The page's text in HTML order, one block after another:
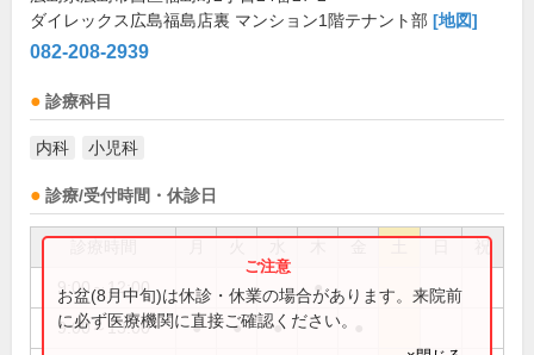
ダイレックス広島福島店裏 マンション1階テナント部 [地図]
082-208-2939
診療科目
内科 小児科
診療/受付時間・休診日
祝
9:00～12:00 ●
9:00～13:00 ● ● ●
お盆(8月中旬)は休診・休業の場合があります。来院前
に必ず医療機関に直接ご確認ください。